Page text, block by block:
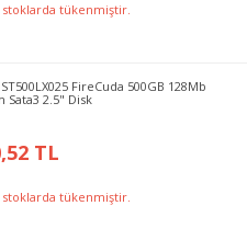
tükenmiştir.
FireCuda 500GB 128Mb
Sata3 2.5" Disk
TL
tükenmiştir.